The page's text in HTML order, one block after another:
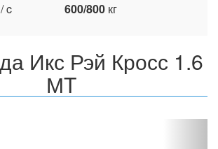
c
600/800 кг
Икс Рэй Кросс 1.6
МT